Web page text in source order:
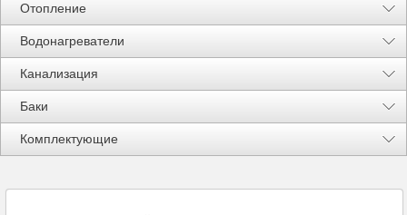
Отопление
Водонагреватели
Канализация
Баки
Комплектующие
Акции %